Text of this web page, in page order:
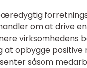
om at drive
virksomhedens
at opbygge positive
såsom